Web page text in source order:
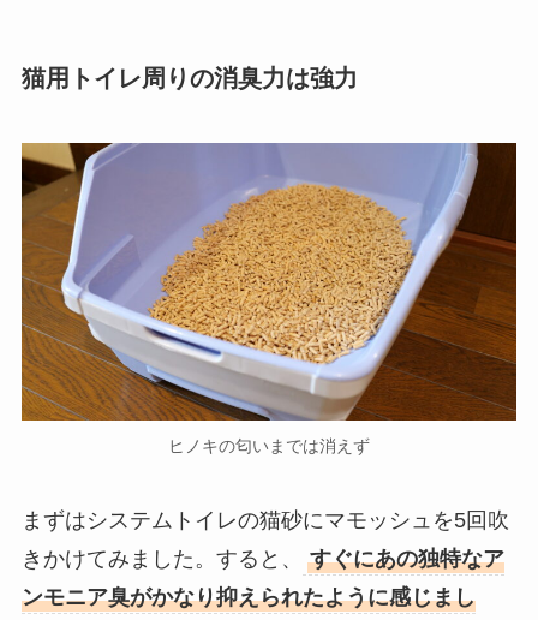
猫用トイレ周りの消臭力は強力
ヒノキの匂いまでは消えず
まずはシステムトイレの猫砂にマモッシュを5回吹
きかけてみました。すると、
すぐにあの独特なア
ンモニア臭がかなり抑えられたように感じまし